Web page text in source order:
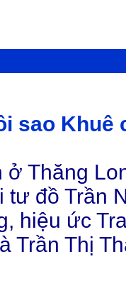
sao Khuê
ở Thăng
tư đồ Trần
hiệu ức
Trần Thị